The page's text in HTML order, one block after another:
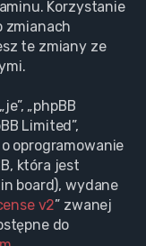
Korzystanie
zmianach
te zmiany ze
„phpBB
Limited”,
o oprogramowanie
która jest
board), wydane
v2” zwanej
do